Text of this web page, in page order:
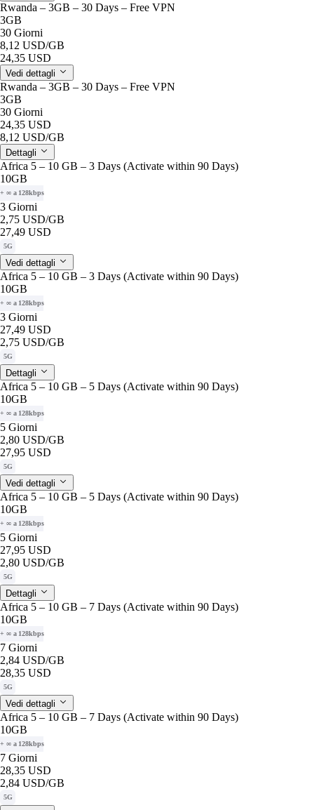
Rwanda – 3GB – 30 Days – Free VPN
3GB
30 Giorni
8,12 USD/GB
24,35 USD
Vedi dettagli
Rwanda – 3GB – 30 Days – Free VPN
3GB
30 Giorni
24,35 USD
8,12 USD/GB
Dettagli
Africa 5 – 10 GB – 3 Days (Activate within 90 Days)
10GB
+ ∞ a 128kbps
3 Giorni
2,75 USD/GB
27,49 USD
5G
Vedi dettagli
Africa 5 – 10 GB – 3 Days (Activate within 90 Days)
10GB
+ ∞ a 128kbps
3 Giorni
27,49 USD
2,75 USD/GB
5G
Dettagli
Africa 5 – 10 GB – 5 Days (Activate within 90 Days)
10GB
+ ∞ a 128kbps
5 Giorni
2,80 USD/GB
27,95 USD
5G
Vedi dettagli
Africa 5 – 10 GB – 5 Days (Activate within 90 Days)
10GB
+ ∞ a 128kbps
5 Giorni
27,95 USD
2,80 USD/GB
5G
Dettagli
Africa 5 – 10 GB – 7 Days (Activate within 90 Days)
10GB
+ ∞ a 128kbps
7 Giorni
2,84 USD/GB
28,35 USD
5G
Vedi dettagli
Africa 5 – 10 GB – 7 Days (Activate within 90 Days)
10GB
+ ∞ a 128kbps
7 Giorni
28,35 USD
2,84 USD/GB
5G